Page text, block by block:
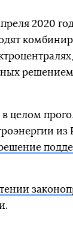
2020
целом
из